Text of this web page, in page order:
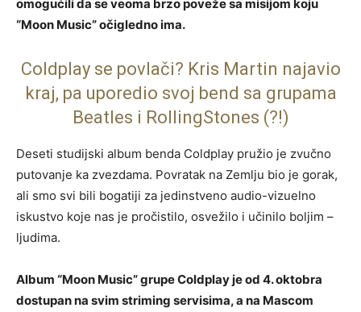
omogućili da se veoma brzo poveže sa misijom koju
“Moon Music” očigledno ima.
Coldplay se povlači? Kris Martin najavio
kraj, pa uporedio svoj bend sa grupama
Beatles i RollingStones (?!)
Deseti studijski album benda Coldplay pružio je zvučno
putovanje ka zvezdama. Povratak na Zemlju bio je gorak,
ali smo svi bili bogatiji za jedinstveno audio-vizuelno
iskustvo koje nas je pročistilo, osvežilo i učinilo boljim –
ljudima.
Album “Moon Music” grupe Coldplay je od 4. oktobra
dostupan na svim striming servisima, a na Mascom